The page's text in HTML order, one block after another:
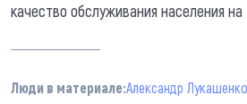
качество обслуживания населения на
Люди в материале:Александр Лукашенко